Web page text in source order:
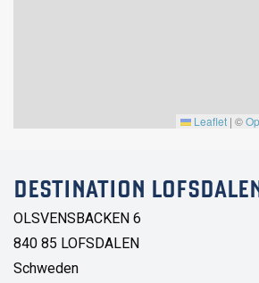
Leaflet | ©
DESTINATION
OLSVENSBACKEN 6
840 85 LOFSDALEN
Schweden